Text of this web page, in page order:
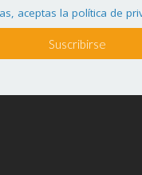
aceptas la política de